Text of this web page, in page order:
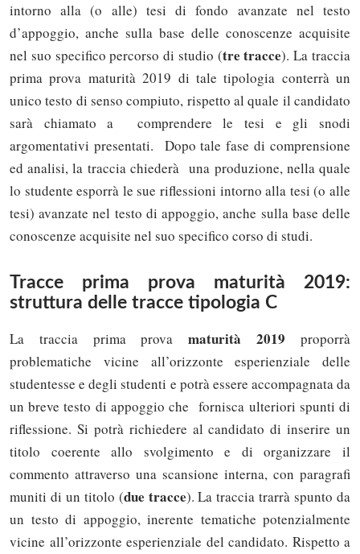
intorno alla (o alle) tesi di fondo avanzate nel testo
d’appoggio, anche sulla base delle conoscenze acquisite
nel suo specifico percorso di studio (tre tracce). La traccia
prima prova maturità 2019 di tale tipologia conterrà un
unico testo di senso compiuto, rispetto al quale il candidato
sarà chiamato a comprendere le tesi e gli snodi
argomentativi presentati. Dopo tale fase di comprensione
ed analisi, la traccia chiederà una produzione, nella quale
lo studente esporrà le sue riflessioni intorno alla tesi (o alle
tesi) avanzate nel testo di appoggio, anche sulla base delle
conoscenze acquisite nel suo specifico corso di studi.
Tracce prima prova maturità 2019:
struttura delle tracce tipologia C
La traccia prima provamaturità 2019 proporrà
problematiche vicine all’orizzonte esperienziale delle
studentesse e degli studenti e potrà essere accompagnata da
un breve testo di appoggio che fornisca ulteriori spunti di
riflessione. Si potrà richiedere al candidato di inserire un
titolo coerente allo svolgimento e di organizzare il
commento attraverso una scansione interna, con paragrafi
muniti di un titolo (due tracce). La traccia trarrà spunto da
un testo di appoggio, inerente tematiche potenzialmente
vicine all’orizzonte esperienziale del candidato. Rispetto a